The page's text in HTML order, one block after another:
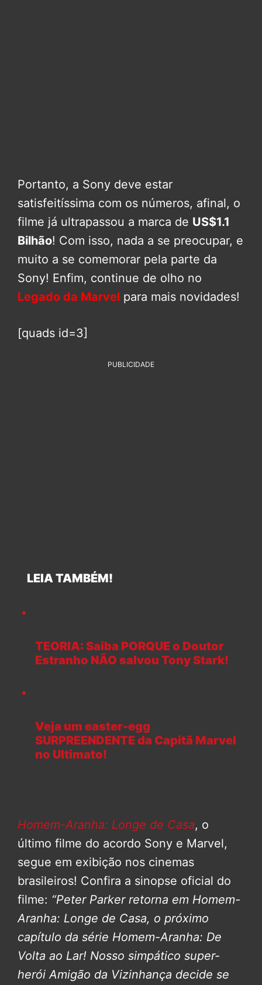
Portanto, a Sony deve estar
satisfeitíssima com os números, afinal, o
filme já ultrapassou a marca de US$1.1
Bilhão! Com isso, nada a se preocupar, e
muito a se comemorar pela parte da
Sony! Enfim, continue de olho no
Legado da Marvel para mais novidades!
[quads id=3]
PUBLICIDADE
LEIA TAMBÉM!
TEORIA: Saiba PORQUE o Doutor
Estranho NÃO salvou Tony Stark!
Veja um easter-egg
SURPREENDENTE da Capitã Marvel
no Ultimato!
Homem-Aranha: Longe de Casa, o
último filme do acordo Sony e Marvel,
segue em exibição nos cinemas
brasileiros! Confira a sinopse oficial do
filme: “Peter Parker retorna em Homem-
Aranha: Longe de Casa, o próximo
capítulo da série Homem-Aranha: De
Volta ao Lar! Nosso simpático super-
herói Amigão da Vizinhança decide se